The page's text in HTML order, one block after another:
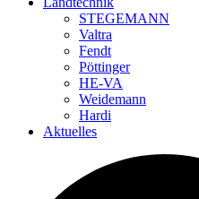
STEGEMANN
Valtra
Fendt
Pöttinger
HE-VA
Weidemann
Hardi
Aktuelles